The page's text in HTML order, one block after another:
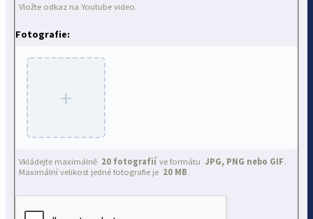
Vložte odkaz na Youtube video.
Fotografie:
+
Vkládejte maximálně 20 fotografií ve formátu JPG, PNG nebo GIF .
Maximální velikost jedné fotografie je 20 MB .